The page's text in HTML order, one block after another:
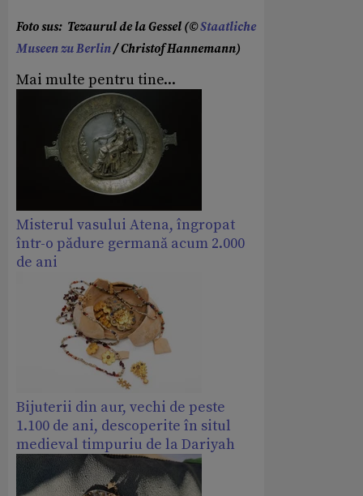
Foto sus: Tezaurul de la Gessel (©Staatliche
Museen zu Berlin/ Christof Hannemann)
Mai multe pentru tine...
Misterul vasului Atena, îngropat
într-o pădure germană acum 2.000
de ani
Bijuterii din aur, vechi de peste
1.100 de ani, descoperite în situl
medieval timpuriu de la Dariyah